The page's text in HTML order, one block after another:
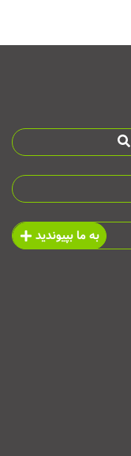
به ما بپیوندید